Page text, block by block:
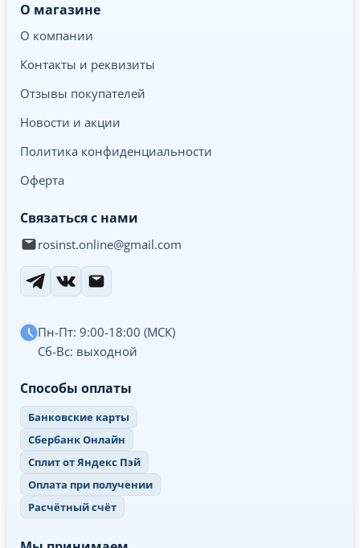
О магазине
О компании
Контакты и реквизиты
Отзывы покупателей
Новости и акции
Политика конфиденциальности
Оферта
Связаться с нами
rosinst.online@gmail.com
Пн-Пт: 9:00-18:00 (МСК)
Сб-Вс: выходной
Способы оплаты
Банковские карты
Сбербанк Онлайн
Сплит от Яндекс Пэй
Оплата при получении
Расчётный счёт